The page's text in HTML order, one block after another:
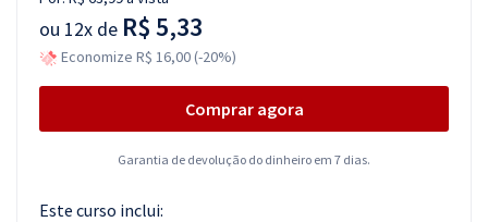
ou 12x de R$ 5,33
Economize R$ 16,00 (-20%)
Comprar agora
Garantia de devolução do dinheiro em 7 dias.
Este curso inclui: